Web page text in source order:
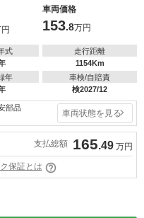
車両価格
153.8万円
式
走行距離
1154Km
年
車検/自賠責
検2027/12
部品
車両状態を見る
支払総額 165.49 万円
保証とは